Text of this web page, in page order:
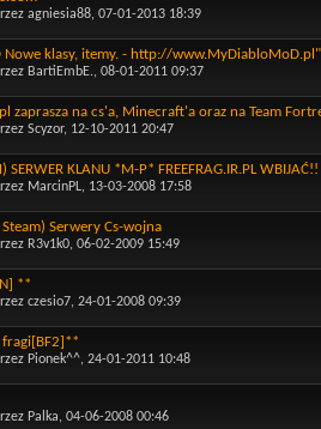
agniesia88, 07-01-2013 18:39
Nowe klasy, itemy. - http://www.MyDiabloMoD.pl"
BartiEmbE., 08-01-2011 09:37
zaprasza na cs'a, Minecraft'a oraz na Team
Scyzor, 12-10-2011 20:47
SERWER KLANU *M-P* FREEFRAG.IR.PL WBIJAĆ!!
MarcinPL, 13-03-2008 17:58
Serwery Cs-wojna
R3v1k0, 06-02-2009 15:49
**
czesio7, 24-01-2008 09:39
fragi[BF2]**
Pionek^^, 24-01-2011 10:48
Palka, 04-06-2008 00:46